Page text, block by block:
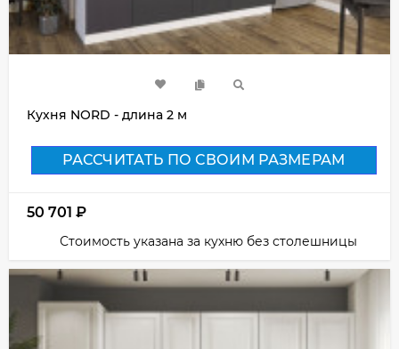
Кухня NORD - длина 2 м
РАССЧИТАТЬ ПО СВОИМ РАЗМЕРАМ
50 701 ₽
Стоимость указана за кухню без столешницы